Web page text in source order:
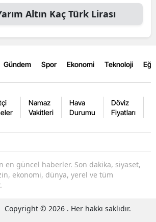
Altın Kaç Türk Lirası
Gündem Spor Ekonomi Teknoloji
Namaz
Vakitleri
Hava
Durumu
Döviz
Fiyatları
en güncel haberler. Son dakika, siyaset,
ekonomi, dünya, yerel ve tüm
Copyright © 2026 . Her hakkı saklıdır.